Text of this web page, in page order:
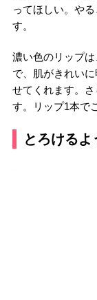
ってほしい。や
す。
濃い色のリップ
で、肌がきれい
せてくれます。
す。リップ1本で
とろけるよ